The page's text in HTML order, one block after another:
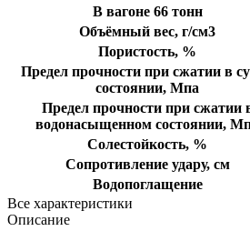
В вагоне 66 тонн
Объёмный вес, г/см3
Пористость, %
Предел прочности при сжатии в
состоянии, Мпа
Предел прочности при сжатии
водонасыщенном состоянии,
Солестойкость, %
Сопротивление удару, см
Водопоглащение
Все характеристики
Описание